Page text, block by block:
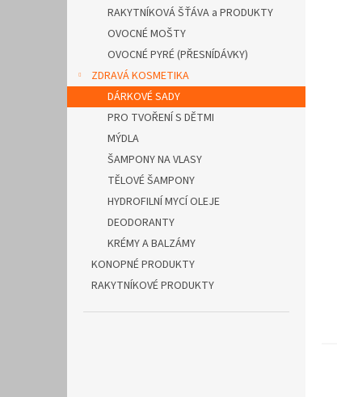
RAKYTNÍKOVÁ ŠŤÁVA a PRODUKTY
OVOCNÉ MOŠTY
OVOCNÉ PYRÉ (PŘESNÍDÁVKY)
ZDRAVÁ KOSMETIKA
DÁRKOVÉ SADY
PRO TVOŘENÍ S DĚTMI
MÝDLA
ŠAMPONY NA VLASY
TĚLOVÉ ŠAMPONY
HYDROFILNÍ MYCÍ OLEJE
DEODORANTY
KRÉMY A BALZÁMY
KONOPNÉ PRODUKTY
RAKYTNÍKOVÉ PRODUKTY